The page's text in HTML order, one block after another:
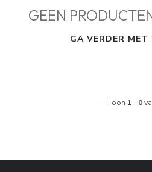
GEEN
GA VERDER MET
Toon 1 - 0